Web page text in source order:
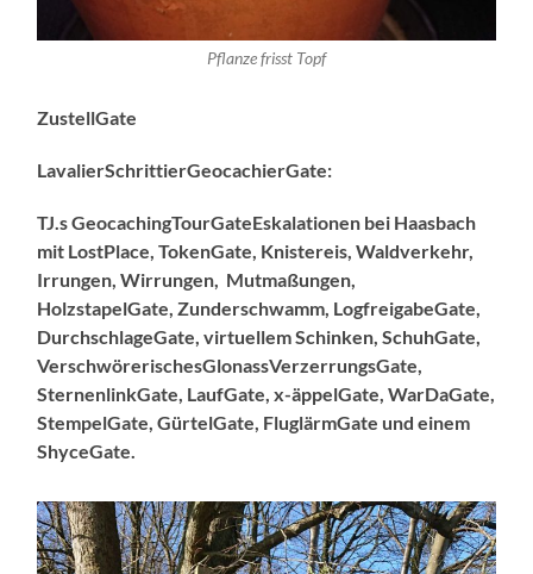
Pflanze frisst Topf
ZustellGate
LavalierSchrittierGeocachierGate:
TJ.s GeocachingTourGateEskalationen bei Haasbach
mit LostPlace, TokenGate, Knistereis, Waldverkehr,
Irrungen, Wirrungen, Mutmaßungen,
HolzstapelGate, Zunderschwamm, LogfreigabeGate,
DurchschlageGate, virtuellem Schinken, SchuhGate,
VerschwörerischesGlonassVerzerrungsGate,
SternenlinkGate, LaufGate, x-äppelGate, WarDaGate,
StempelGate, GürtelGate, FluglärmGate und einem
ShyceGate.